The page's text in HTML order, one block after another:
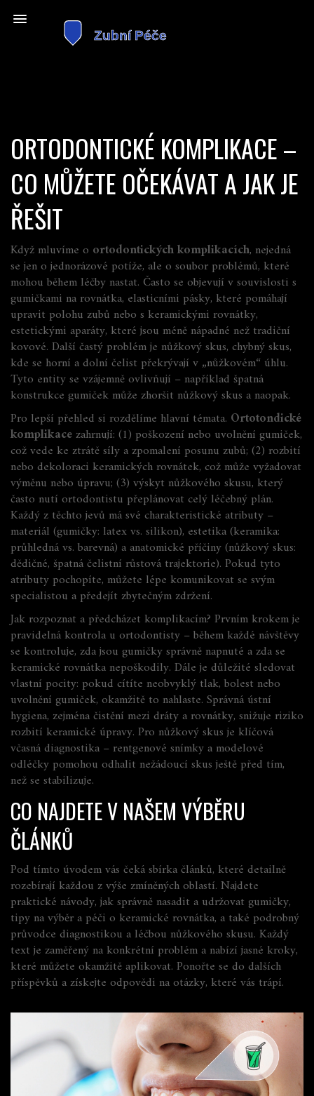
ORTODONTICKÉ KOMPLIKACE –
CO MŮŽETE OČEKÁVAT A JAK JE
ŘEŠIT
Když mluvíme o ortodontických komplikacích, nejedná
se jen o jednorázové potíže, ale o soubor problémů, které
mohou během léčby nastat. Často se objevují v souvislosti s
gumičkami na rovnátka, elasticními pásky, které pomáhají
upravit polohu zubů nebo s keramickými rovnátky,
estetickými aparáty, které jsou méně nápadné než tradiční
kovové. Další častý problém je nůžkový skus, chybný skus,
kde se horní a dolní čelist překrývají v „nůžkovém“ úhlu.
Tyto entity se vzájemně ovlivňují – například špatná
konstrukce gumiček může zhoršit nůžkový skus a naopak.
Pro lepší přehled si rozdělíme hlavní témata. Ortotondické
komplikacezahrnují: (1) poškození nebo uvolnění gumiček,
což vede ke ztrátě síly a zpomalení posunu zubů; (2) rozbití
nebo dekoloraci keramických rovnátek, což může vyžadovat
výměnu nebo úpravu; (3) výskyt nůžkového skusu, který
často nutí ortodontistu přeplánovat celý léčebný plán.
Každý z těchto jevů má své charakteristické atributy –
materiál (gumičky: latex vs. silikon), estetika (keramika:
průhledná vs. barevná) a anatomické příčiny (nůžkový skus:
dědičné, špatná čelistní růstová trajektorie). Pokud tyto
atributy pochopíte, můžete lépe komunikovat se svým
specialistou a předejít zbytečným zdržení.
Jak rozpoznat a předcházet komplikacím? Prvním krokem je
pravidelná kontrola u ortodontisty – během každé návštěvy
se kontroluje, zda jsou gumičky správně napnuté a zda se
keramické rovnátka nepoškodily. Dále je důležité sledovat
vlastní pocity: pokud cítíte neobvyklý tlak, bolest nebo
uvolnění gumiček, okamžitě to nahlaste. Správná ústní
hygiena, zejména čistění mezi dráty a rovnátky, snižuje riziko
rozbití keramické úpravy. Pro nůžkový skus je klíčová
včasná diagnostika – rentgenové snímky a modelové
odléčky pomohou odhalit nežádoucí skus ještě před tím,
než se stabilizuje.
CO NAJDETE V NAŠEM VÝBĚRU
ČLÁNKŮ
Pod tímto úvodem vás čeká sbírka článků, které detailně
rozebírají každou z výše zmíněných oblastí. Najdete
praktické návody, jak správně nasadit a udržovat gumičky,
tipy na výběr a péči o keramické rovnátka, a také podrobný
průvodce diagnostikou a léčbou nůžkového skusu. Každý
text je zaměřený na konkrétní problém a nabízí jasné kroky,
které můžete okamžitě aplikovat. Ponořte se do dalších
příspěvků a získejte odpovědi na otázky, které vás trápí.